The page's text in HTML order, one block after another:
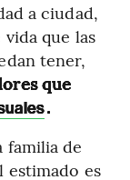
a ciudad,
que las
tener,
que
.
familia de
estimado es